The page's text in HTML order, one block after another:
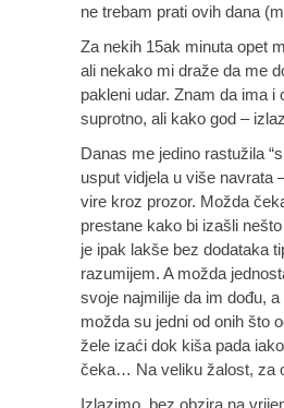
ne trebam prati ovih dana
Za nekih 15ak minuta opet
ali nekako mi draže da me
pakleni udar. Znam da ima i
suprotno, ali kako god –
Danas me jedino rastužila
usput vidjela u više navrata
vire kroz prozor. Možda
prestane kako bi izašli
je ipak lakše bez dodataka
razumijem. A možda
svoje najmilije da im dođu,
možda su jedni od onih što
žele izaći dok kiša pada
čeka… Na veliku žalost, za